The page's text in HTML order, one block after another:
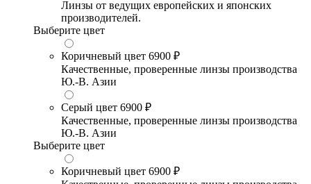
Линзы от ведущих европейских и японских
производителей.
Выберите цвет
Коричневый цвет 6900 ₽
Качественные, проверенные линзы производства
Ю.-В. Азии
Серый цвет 6900 ₽
Качественные, проверенные линзы производства
Ю.-В. Азии
Выберите цвет
Коричневый цвет 6900 ₽